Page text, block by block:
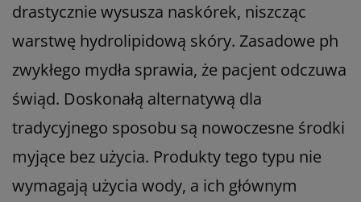
drastycznie wysusza naskórek, niszcząc
warstwę hydrolipidową skóry. Zasadowe ph
zwykłego mydła sprawia, że pacjent odczuwa
świąd. Doskonałą alternatywą dla
tradycyjnego sposobu są nowoczesne środki
myjące bez użycia. Produkty tego typu nie
wymagają użycia wody, a ich głównym